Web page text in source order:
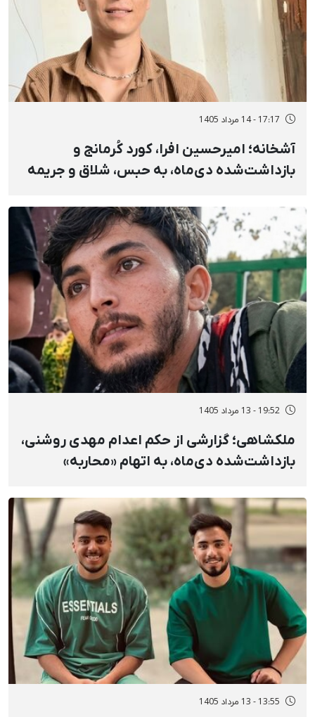
17:17 - 14 مرداد 1405
آشخانه؛ امیرحسین افرا، کورد کُرمانج و
بازداشت‌شده دی‌ماه، به حبس، شلاق و جریمه
19:52 - 13 مرداد 1405
ملکشاهی؛ گزارشی از حکم اعدام مهدی روشنی،
بازداشت‌شده دی‌ماه، به اتهام «محاربه»
13:55 - 13 مرداد 1405